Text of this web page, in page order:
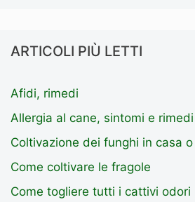
ARTICOLI PIÙ LETTI
Afidi, rimedi
Allergia al cane, sintomi e rimedi
Coltivazione dei funghi in casa
Come coltivare le fragole
Come togliere tutti i cattivi odori